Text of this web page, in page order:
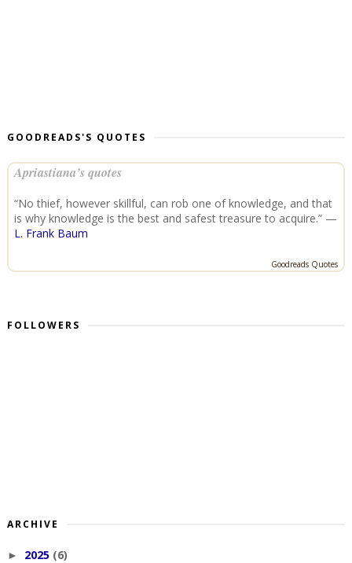
GOODREADS'S QUOTES
Apriastiana’s quotes
“No thief, however skillful, can rob one of knowledge, and that
is why knowledge is the best and safest treasure to acquire.” —
L. Frank Baum
Goodreads Quotes
FOLLOWERS
ARCHIVE
► 2025 (6)